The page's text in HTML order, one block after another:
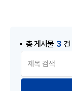
총 게시물 3 건